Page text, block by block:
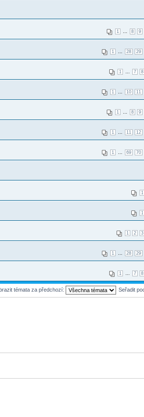
1 8 9
1 28 29
1 7 8
1 10 11
1 8 9
1 11 12
1 69 70
1
1
1 2 3
1 28 29
1 7 8
témata za předchozí: Seřadit